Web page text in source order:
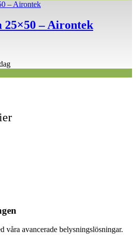
25×50 – Airontek
våra avancerade belysningslösningar.